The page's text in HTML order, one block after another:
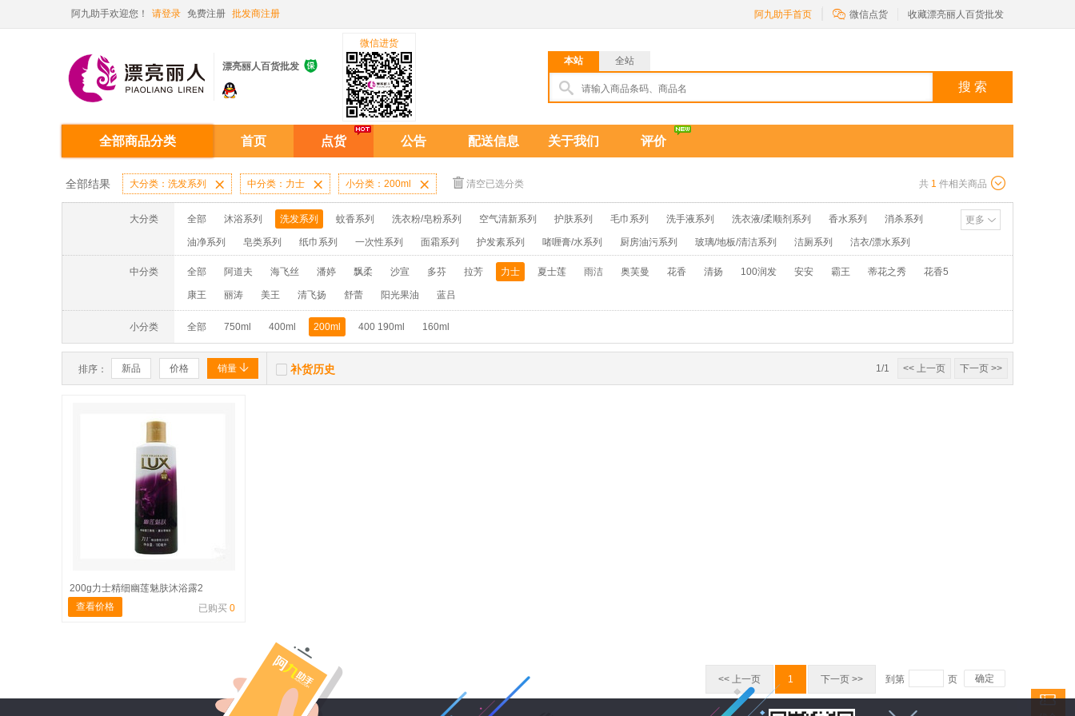
阿九助手欢迎您！ 请登录 免费注册 批发商注册 阿九助手首页  微信点货 收藏漂亮丽人百货批发
漂亮丽人百货批发 
微信进货
本站
全站
搜 索
全部商品分类 首页 点货 公告 配送信息 关于我们 评价
全部结果 大分类：洗发系列  中分类：力士  小分类：200ml  清空已选分类 共 1 件相关商品
大分类 全部 沐浴系列 洗发系列 蚊香系列 洗衣粉/皂粉系列 空气清新系列 护肤系列 毛巾系列 洗手液系列 洗衣液/柔顺剂系列 香水系列 消杀系列
油净系列 皂类系列 纸巾系列 一次性系列 面霜系列 护发素系列 啫喱膏/水系列 厨房油污系列 玻璃/地板/清洁系列 洁厕系列 洁衣/漂水系列
消毒液系列 洗面奶系列 面膜系列 牙膏系列 牙刷系列 固发定型系列 染发系列 卫生巾系列 扑克/电池/打火机系列 花露水/粉类系列
蚊香液/蚊香片/器系列 洗洁精系列 保健品系列 雨伞系列家用帆布洗洁巾
更多
中分类 全部 阿道夫 海飞丝 潘婷 飘柔 沙宣 多芬 拉芳 力士 夏士莲 雨洁 奥芙曼 花香 清扬 100润发 安安 霸王 蒂花之秀 花香5
康王 丽涛 美王 清飞扬 舒蕾 阳光果油 蓝吕
小分类 全部 750ml 400ml 200ml 400 190ml 160ml
排序： 新品 价格 销量   补货历史 1/1 << 上一页 下一页 >>
200g力士精细幽莲魅肤沐浴露2
查看价格
已购买 0
<< 上一页 1 下一页 >> 到第 页 确定
